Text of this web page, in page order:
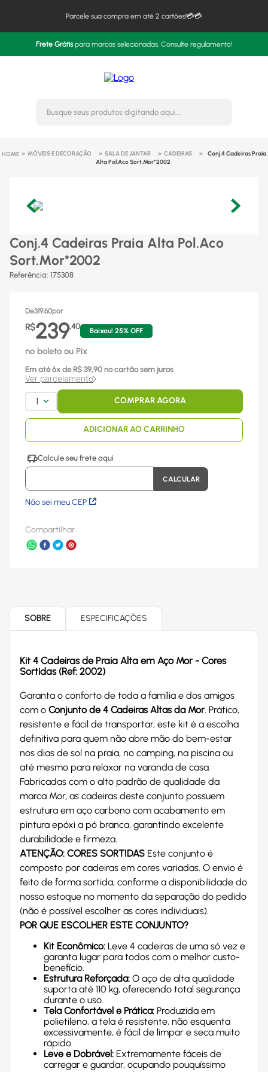
Parcele sua compra em até 2 cartões!💳💳
Frete Grátispara marcas selecionadas. Consulte regulamento!
Busque seus produtos
MÓVEIS E DECORAÇÃO SALA DE JANTAR CADEIRAS
Conj.4 Cadeiras Praia
Alta Pol.Aco Sort.Mor*2002
Conj.4 Cadeiras Praia Alta Pol.Aco
Sort.Mor*2002
Referência: 175308
De319,60por
R$239,40
Baixou! 25% OFF
no boleto ou Pix
Em até 6x de R$ 39,90 no cartão sem juros
Ver parcelamento
1 COMPRAR AGORA
ADICIONAR AO CARRINHO
Não sei meu CEP
Compartilhar
SOBRE ESPECIFICAÇÕES
Kit 4 Cadeiras de Praia Alta em Aço Mor - Cores
Sortidas (Ref: 2002)
Garanta o conforto de toda a família e dos amigos
com o Conjunto de 4 Cadeiras Altas da Mor. Prático,
resistente e fácil de transportar, este kit é a escolha
definitiva para quem não abre mão do bem-estar
nos dias de sol na praia, no camping, na piscina ou
até mesmo para relaxar na varanda de casa.
Fabricadas com o alto padrão de qualidade da
marca Mor, as cadeiras deste conjunto possuem
estrutura em aço carbono com acabamento em
pintura epóxi a pó branca, garantindo excelente
durabilidade e firmeza.
ATENÇÃO: CORES SORTIDAS Este conjunto é
composto por cadeiras em cores variadas. O envio é
feito de forma sortida, conforme a disponibilidade do
nosso estoque no momento da separação do pedido
(não é possível escolher as cores individuais).
POR QUE ESCOLHER ESTE CONJUNTO?
Kit Econômico: Leve 4 cadeiras de uma só vez e
garanta lugar para todos com o melhor custo-
benefício.
Estrutura Reforçada: O aço de alta qualidade
suporta até 110 kg, oferecendo total segurança
durante o uso.
Tela Confortável e Prática: Produzida em
polietileno, a tela é resistente, não esquenta
excessivamente, é fácil de limpar e seca muito
rápido.
Leve e Dobrável: Extremamente fáceis de
carregar e guardar, ocupando pouquíssimo